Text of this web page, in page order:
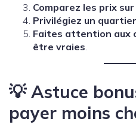
Comparez les prix
Privilégiez un
Faites attention aux
être vraies.
💡 Astuce
payer moins